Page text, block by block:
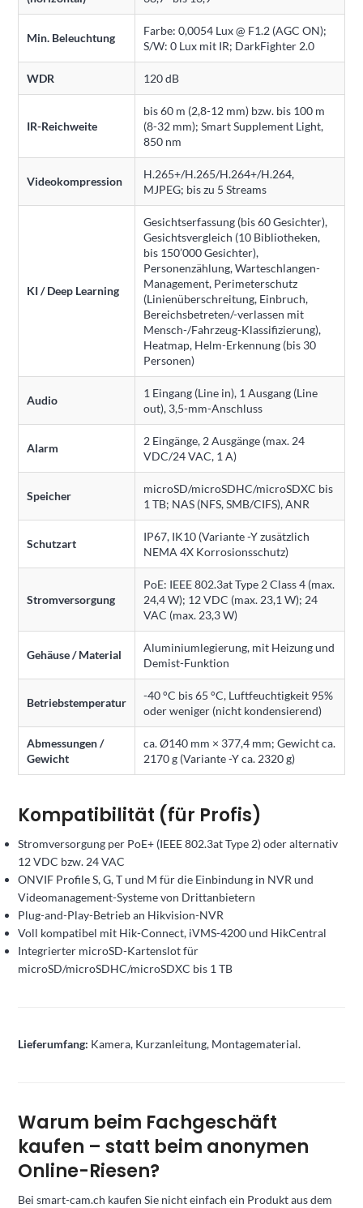
Min. Beleuchtung
Farbe: 0,0054 Lux @ F1.2 (AGC ON);
S/W: 0 Lux mit IR; DarkFighter 2.0
WDR 120 dB
IR-Reichweite
bis 60 m (2,8-12 mm) bzw. bis 100 m
(8-32 mm); Smart Supplement Light,
850 nm
Videokompression
H.265+/H.265/H.264+/H.264,
MJPEG; bis zu 5 Streams
KI / Deep Learning
Gesichtserfassung (bis 60 Gesichter),
Gesichtsvergleich (10 Bibliotheken,
bis 150’000 Gesichter),
Personenzählung, Warteschlangen-
Management, Perimeterschutz
(Linienüberschreitung, Einbruch,
Bereichsbetreten/-verlassen mit
Mensch-/Fahrzeug-Klassifizierung),
Heatmap, Helm-Erkennung (bis 30
Personen)
Audio
1 Eingang (Line in), 1 Ausgang (Line
out), 3,5-mm-Anschluss
Alarm
2 Eingänge, 2 Ausgänge (max. 24
VDC/24 VAC, 1 A)
Speicher
microSD/microSDHC/microSDXC bis
1 TB; NAS (NFS, SMB/CIFS), ANR
Schutzart
IP67, IK10 (Variante -Y zusätzlich
NEMA 4X Korrosionsschutz)
Stromversorgung
PoE: IEEE 802.3at Type 2 Class 4 (max.
24,4 W); 12 VDC (max. 23,1 W); 24
VAC (max. 23,3 W)
Gehäuse / Material
Aluminiumlegierung, mit Heizung und
Demist-Funktion
Betriebstemperatur
-40 °C bis 65 °C, Luftfeuchtigkeit 95%
oder weniger (nicht kondensierend)
Abmessungen /
Gewicht
ca. Ø140 mm × 377,4 mm; Gewicht ca.
2170 g (Variante -Y ca. 2320 g)
Kompatibilität (für Profis)
Stromversorgung per PoE+ (IEEE 802.3at Type 2) oder alternativ
12 VDC bzw. 24 VAC
ONVIF Profile S, G, T und M für die Einbindung in NVR und
Videomanagement-Systeme von Drittanbietern
Plug-and-Play-Betrieb an Hikvision-NVR
Voll kompatibel mit Hik-Connect, iVMS-4200 und HikCentral
Integrierter microSD-Kartenslot für
microSD/microSDHC/microSDXC bis 1 TB
Lieferumfang: Kamera, Kurzanleitung, Montagematerial.
Warum beim Fachgeschäft
kaufen – statt beim anonymen
Online-Riesen?
Bei smart-cam.ch kaufen Sie nicht einfach ein Produkt aus dem